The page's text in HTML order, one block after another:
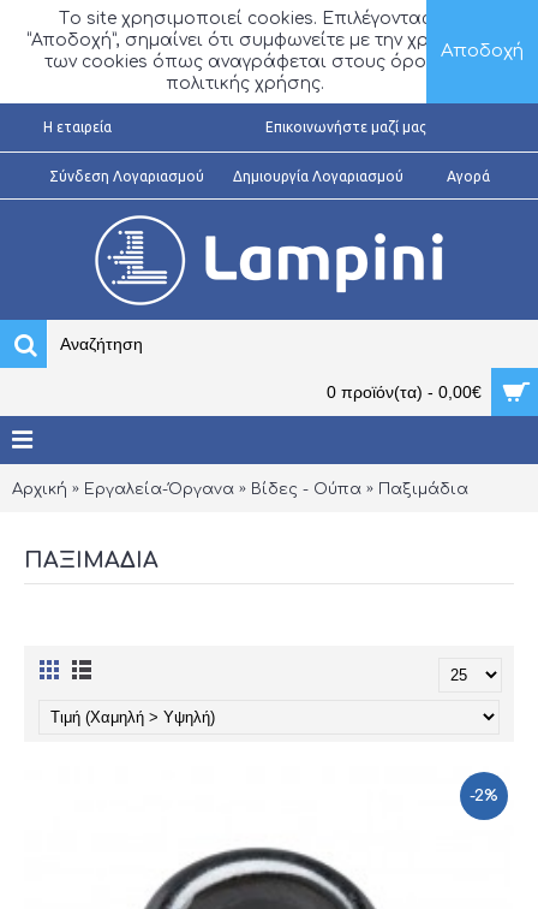
Τo site χρησιμοποιεί cookies. Επιλέγοντας
“Αποδοχή”, σημαίνει ότι συμφωνείτε με την χρήση
των cookies όπως αναγράφεται στους όρους
πολιτικής χρήσης.
Αποδοχή
H εταιρεία Επικοινωνήστε μαζί μας
Σύνδεση Λογαριασμού Δημιουργία Λογαριασμού Αγορά
0 προϊόν(τα) - 0,00€
Αρχική Εργαλεία-Όργανα Βίδες - Ούπα Παξιμάδια
ΠΑΞΙΜΆΔΙΑ
-2%